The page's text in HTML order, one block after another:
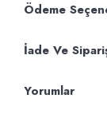
Ödeme
İade Ve
Yorumlar